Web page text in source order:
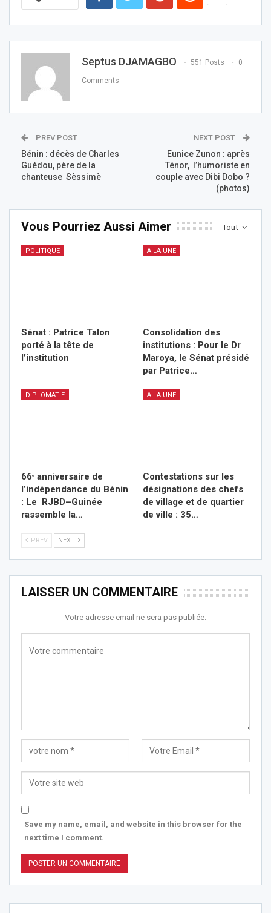
Septus DJAMAGBO 551 Posts 0
Comments
PREV POST
Bénin : décès de Charles
Guédou, père de la
chanteuse Sèssimè
NEXT POST
Eunice Zunon : après
Ténor, l’humoriste en
couple avec Dibi Dobo ?
(photos)
Tout
Vous Pourriez Aussi Aimer
POLITIQUE
Sénat : Patrice Talon
porté à la tête de
l’institution
A LA UNE
Consolidation des
institutions : Pour le Dr
Maroya, le Sénat présidé
par Patrice…
DIPLOMATIE
66ᵉ anniversaire de
l’indépendance du Bénin
: Le RJBD–Guinée
rassemble la…
A LA UNE
Contestations sur les
désignations des chefs
de village et de quartier
de ville : 35…
PREV NEXT
LAISSER UN COMMENTAIRE
Votre adresse email ne sera pas publiée.
Save my name, email, and website in this browser for the
next time I comment.